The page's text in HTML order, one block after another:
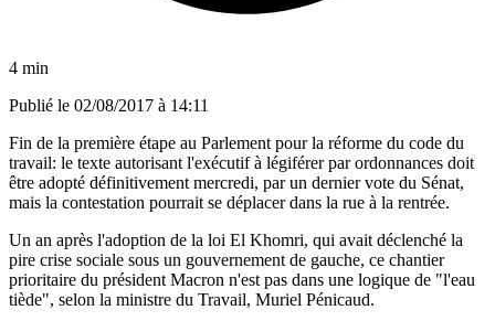
4 min
Publié le 02/08/2017 à 14:11
Fin de la première étape au Parlement pour la réforme du code du
travail: le texte autorisant l'exécutif à légiférer par ordonnances doit
être adopté définitivement mercredi, par un dernier vote du Sénat,
mais la contestation pourrait se déplacer dans la rue à la rentrée.
Un an après l'adoption de la loi El Khomri, qui avait déclenché la
pire crise sociale sous un gouvernement de gauche, ce chantier
prioritaire du président Macron n'est pas dans une logique de "l'eau
tiède", selon la ministre du Travail, Muriel Pénicaud.